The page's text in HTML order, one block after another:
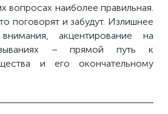
вопросах наиболее правильная.
поговорят и забудут. Излишнее
акцентирование на
– прямой путь к
и его окончательному